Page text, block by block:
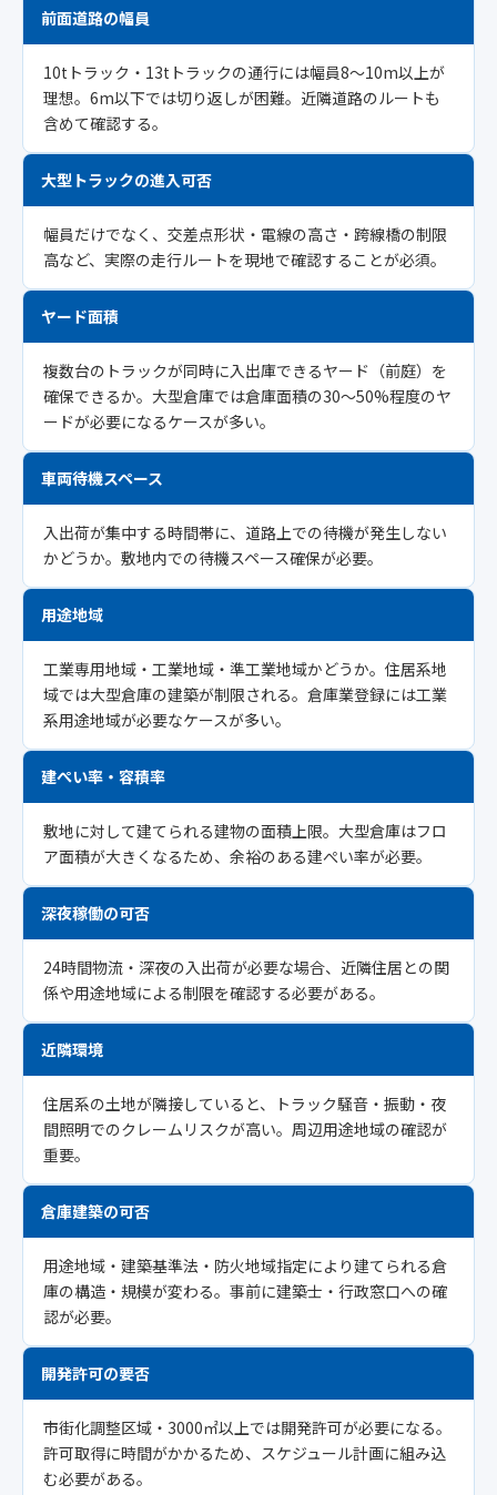
前面道路の幅員
10tトラック・13tトラックの通行には幅員8〜10m以上が
理想。6m以下では切り返しが困難。近隣道路のルートも
含めて確認する。
大型トラックの進入可否
幅員だけでなく、交差点形状・電線の高さ・跨線橋の制限
高など、実際の走行ルートを現地で確認することが必須。
ヤード面積
複数台のトラックが同時に入出庫できるヤード（前庭）を
確保できるか。大型倉庫では倉庫面積の30〜50%程度のヤ
ードが必要になるケースが多い。
車両待機スペース
入出荷が集中する時間帯に、道路上での待機が発生しない
かどうか。敷地内での待機スペース確保が必要。
用途地域
工業専用地域・工業地域・準工業地域かどうか。住居系地
域では大型倉庫の建築が制限される。倉庫業登録には工業
系用途地域が必要なケースが多い。
建ぺい率・容積率
敷地に対して建てられる建物の面積上限。大型倉庫はフロ
ア面積が大きくなるため、余裕のある建ぺい率が必要。
深夜稼働の可否
24時間物流・深夜の入出荷が必要な場合、近隣住居との関
係や用途地域による制限を確認する必要がある。
近隣環境
住居系の土地が隣接していると、トラック騒音・振動・夜
間照明でのクレームリスクが高い。周辺用途地域の確認が
重要。
倉庫建築の可否
用途地域・建築基準法・防火地域指定により建てられる倉
庫の構造・規模が変わる。事前に建築士・行政窓口への確
認が必要。
開発許可の要否
市街化調整区域・3000㎡以上では開発許可が必要になる。
許可取得に時間がかかるため、スケジュール計画に組み込
む必要がある。